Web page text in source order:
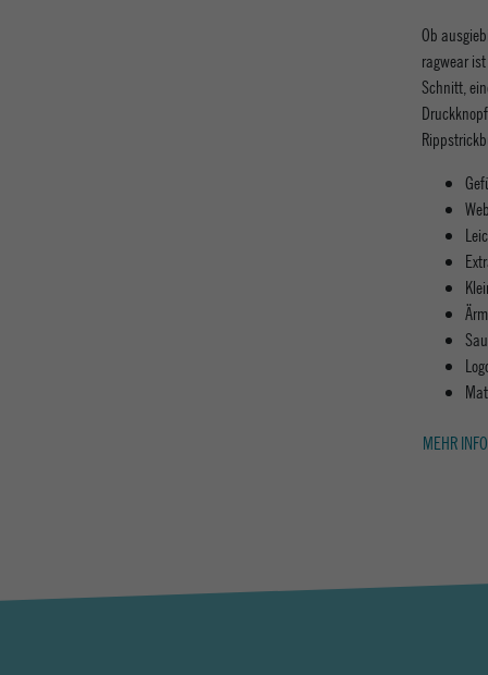
Ob
ragwear
Schnitt,
MEHR